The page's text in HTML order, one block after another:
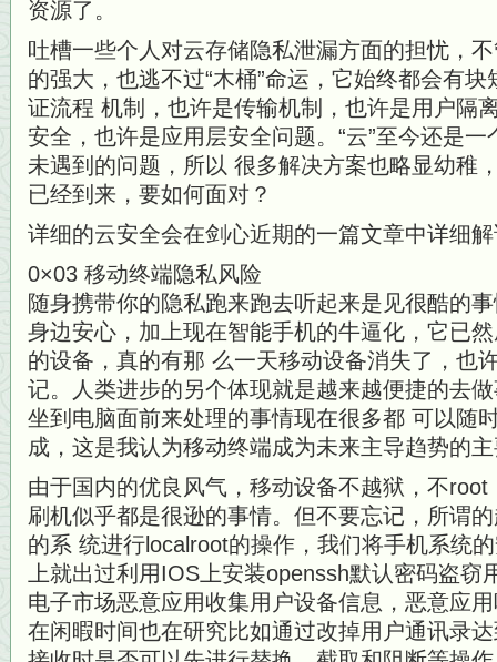
资源了。
吐槽一些个人对云存储隐私泄漏方面的担忧，
的强大，也逃不过“木桶”命运，它始终都会有
证流程 机制，也许是传输机制，也许是用户隔
安全，也许是应用层安全问题。“云”至今还是
未遇到的问题，所以 很多解决方案也略显幼稚
已经到来，要如何面对？
详细的云安全会在剑心近期的一篇文章中详细
0×03 移动终端隐私风险
随身携带你的隐私跑来跑去听起来是见很酷的
身边安心，加上现在智能手机的牛逼化，它已
的设备，真的有那 么一天移动设备消失了，也
记。人类进步的另个体现就是越来越便捷的去
坐到电脑面前来处理的事情现在很多都 可以随
成，这是我认为移动终端成为未来主导趋势的
由于国内的优良风气，移动设备不越狱，不
刷机似乎都是很逊的事情。但不要忘记，所谓
的系 统进行localroot的操作，我们将手机系统
上就出过利用IOS上安装openssh默认密码盗窃
电子市场恶意应用收集用户设备信息，恶意应
在闲暇时间也在研究比如通过改掉用户通讯录